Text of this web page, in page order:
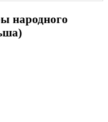
народного